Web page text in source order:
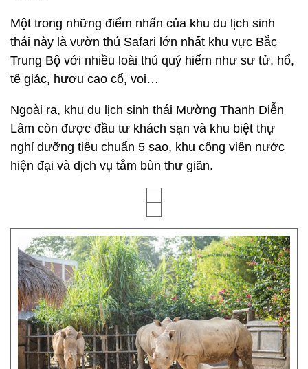
Một trong những điểm nhấn của khu du lịch sinh
thái này là vườn thú Safari lớn nhất khu vực Bắc
Trung Bộ với nhiều loài thú quý hiếm như sư tử, hổ,
tê giác, hươu cao cổ, voi…
Ngoài ra, khu du lịch sinh thái Mường Thanh Diễn
Lâm còn được đầu tư khách sạn và khu biệt thự
nghỉ dưỡng tiêu chuẩn 5 sao, khu công viên nước
hiện đại và dịch vụ tắm bùn thư giãn.